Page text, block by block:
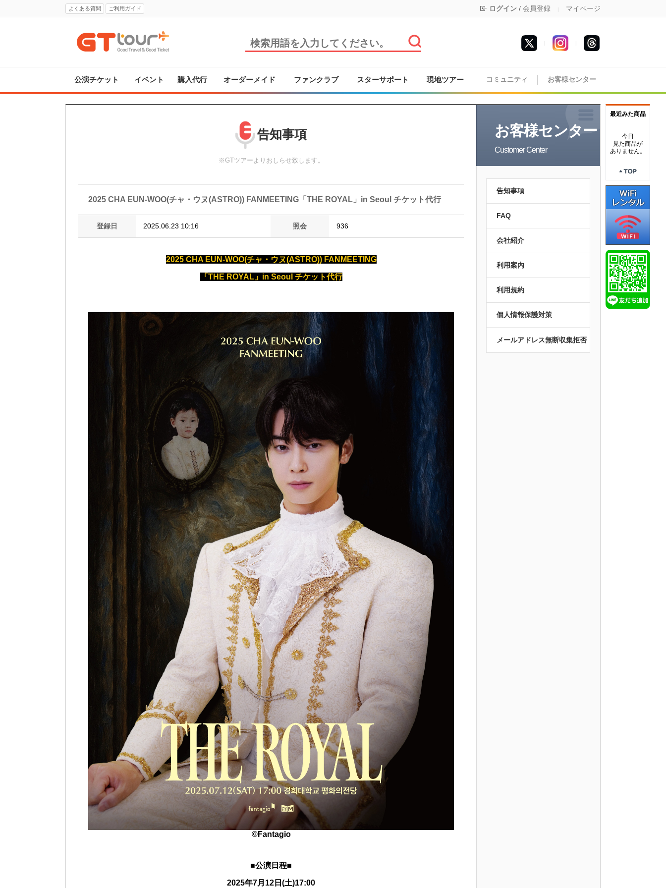
最近みた商品
今日
見た商品が
ありません。
よくある質問 ご利用ガイド ログイン / 会員登録 | マイページ
|
|
公演チケット イベント 購入代行 オーダーメイド ファンクラブ スターサポート 現地ツアー コミュニティ お客様センター
告知事項
※GTツアーよりおしらせ致します。
2025 CHA EUN-WOO(チャ・ウヌ(ASTRO)) FANMEETING「THE ROYAL」in Seoul チケット代行
登録日 2025.06.23 10:16 照会 936
2025 CHA EUN-WOO(チャ・ウヌ(ASTRO)) FANMEETING
「THE ROYAL」in Seoul チケット代行
©Fantagio
■公演日程■
2025年7月12日(土)17:00
お客様センター
Customer Center
告知事項
FAQ
会社紹介
利用案内
利用規約
個人情報保護対策
メールアドレス無断収集拒否